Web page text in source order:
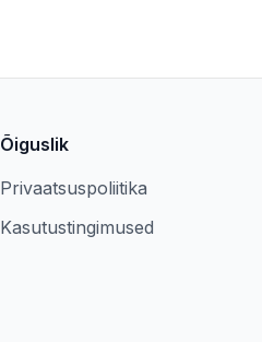
Õiguslik
Privaatsuspoliitika
Kasutustingimused